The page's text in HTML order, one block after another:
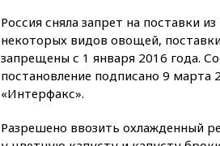
Россия сняла запрет на поставки
некоторых видов овощей,
запрещены с 1 января 2016 года.
постановление подписано 9 марта
«Интерфакс».
Разрешено ввозить охлажденный